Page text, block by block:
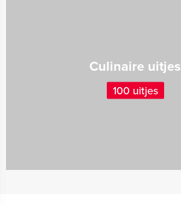
Culinaire uitjes
100 uitjes